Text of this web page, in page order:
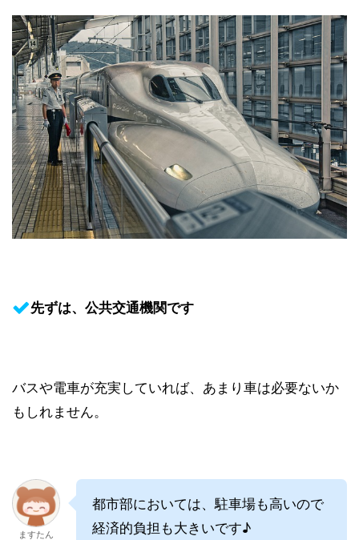
先ずは、公共交通機関です
バスや電車が充実していれば、あまり車は必要ないか
もしれません。
ますたん
都市部においては、駐車場も高いので
経済的負担も大きいです♪